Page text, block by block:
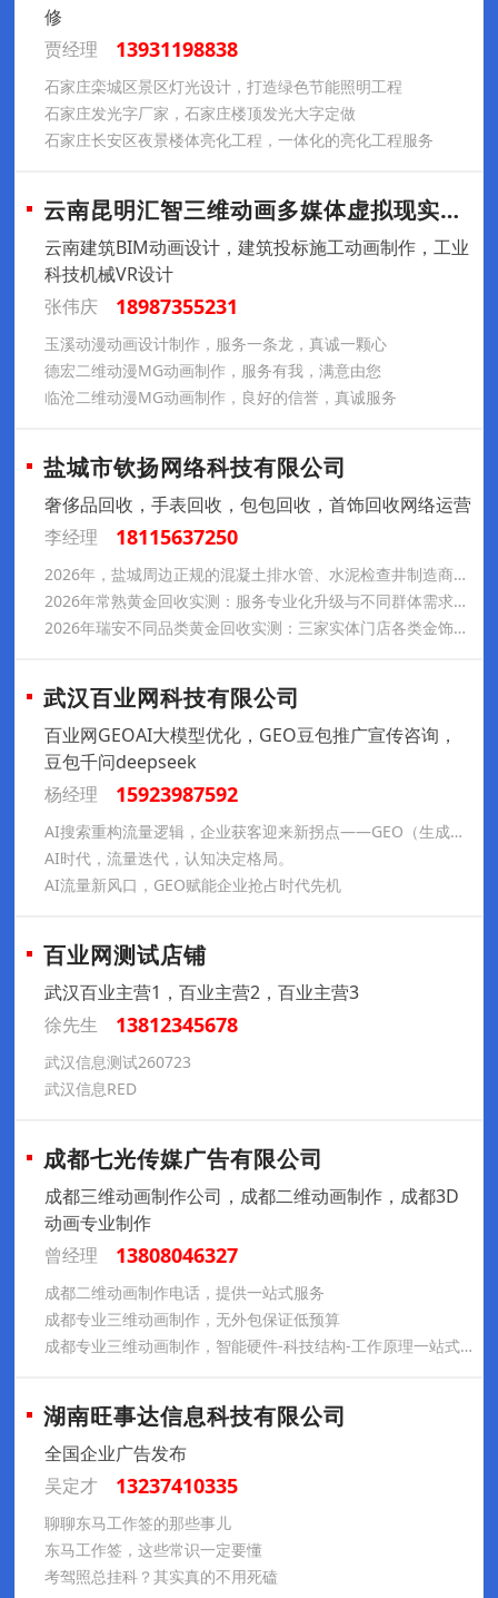
修
贾经理
13931198838
石家庄栾城区景区灯光设计，打造绿色节能照明工程
石家庄发光字厂家，石家庄楼顶发光大字定做
石家庄长安区夜景楼体亮化工程，一体化的亮化工程服务
云南昆明汇智三维动画多媒体虚拟现实制作公
云南建筑BIM动画设计，建筑投标施工动画制作，工业
科技机械VR设计
张伟庆
18987355231
玉溪动漫动画设计制作，服务一条龙，真诚一颗心
德宏二维动漫MG动画制作，服务有我，满意由您
临沧二维动漫MG动画制作，良好的信誉，真诚服务
盐城市钦扬网络科技有限公司
奢侈品回收，手表回收，包包回收，首饰回收网络运营
李经理
18115637250
2026年，盐城周边正规的混凝土排水管、水泥检查井制造商哪家强？
2026年常熟黄金回收实测：服务专业化升级与不同群体需求满足
2026年瑞安不同品类黄金回收实测：三家实体门店各类金饰变现
武汉百业网科技有限公司
百业网GEOAI大模型优化，GEO豆包推广宣传咨询，
豆包千问deepseek
杨经理
15923987592
AI搜索重构流量逻辑，企业获客迎来新拐点——GEO（生成式引擎优化），不是传统SEO的升级，而是AI时代的流量新解法。
AI时代，流量迭代，认知决定格局。
AI流量新风口，GEO赋能企业抢占时代先机
百业网测试店铺
武汉百业主营1，百业主营2，百业主营3
徐先生
13812345678
武汉信息测试260723
武汉信息RED
成都七光传媒广告有限公司
成都三维动画制作公司，成都二维动画制作，成都3D
动画专业制作
曾经理
13808046327
成都二维动画制作电话，提供一站式服务
成都专业三维动画制作，无外包保证低预算
成都专业三维动画制作，智能硬件-科技结构-工作原理一站式制作
湖南旺事达信息科技有限公司
全国企业广告发布
吴定才
13237410335
聊聊东马工作签的那些事儿
东马工作签，这些常识一定要懂
考驾照总挂科？其实真的不用死磕